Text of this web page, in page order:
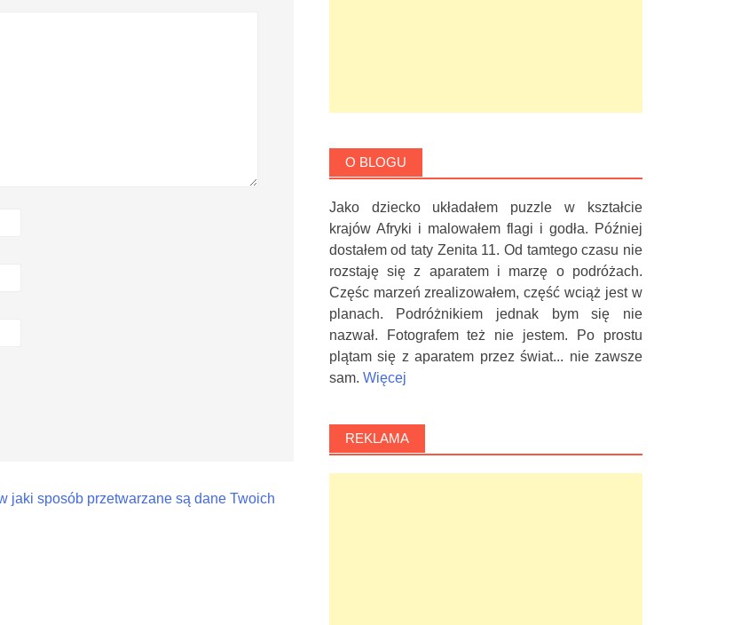
jaki sposób przetwarzane są dane Twoich
O BLOGU
Jako dziecko układałem puzzle w kształcie
krajów Afryki i malowałem flagi i godła. Później
dostałem od taty Zenita 11. Od tamtego czasu nie
rozstaję się z aparatem i marzę o podróżach.
Częśc marzeń zrealizowałem, część wciąż jest w
planach. Podróżnikiem jednak bym się nie
nazwał. Fotografem też nie jestem. Po prostu
plątam się z aparatem przez świat... nie zawsze
sam. Więcej
REKLAMA